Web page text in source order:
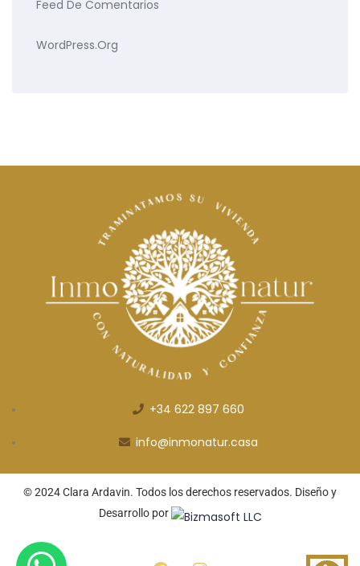
Feed De Comentarios
WordPress.org
+34 622 897 660
info@inmonatur.casa
© 2024 Clara Ardavin. Todos los derechos reservados. Diseño y
Desarrollo por